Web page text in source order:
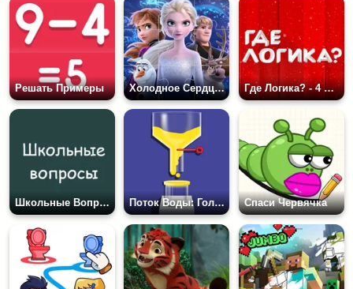
Решать Примеры Холодное Сердце: Веселый Пазл Где Логика? - 4 Фото 1 Слово
Школьные Вопросы Поток Воды: Головоломка Спаси Червячка